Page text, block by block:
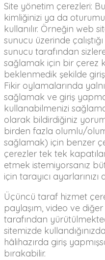
Site yönetim çerezleri:
kimliğinizi ya da
kullanılır. Örneğin web
sunucu üzerinde
sunucu tarafından
sağlamak için bir çerez
beklenmedik şekilde
Fikir oylamalarında
sağlamak ve giriş
kullanabilmenizi
olarak bildirdiğiniz
birden fazla olumlu/
sağlamak) için benzer
çerezler tek tek
etmek istemiyorsanız
için tarayıcı ayarlarınızı
Üçüncü taraf hizmet
paylaşım, video ve
tarafından
sitemizde
hâlihazırda giriş
bırakabilir.